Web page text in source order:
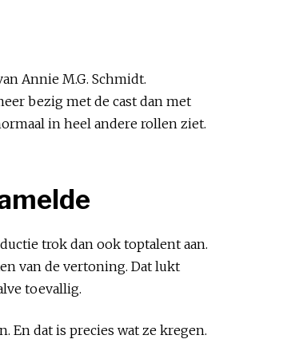
Annie M.G. Schmidt.
bezig met de cast dan met
in heel andere rollen ziet.
trok dan ook toptalent aan.
van de vertoning. Dat lukt
toevallig.
En dat is precies wat ze kregen.